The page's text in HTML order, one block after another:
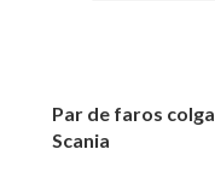
Par de faros
Scania